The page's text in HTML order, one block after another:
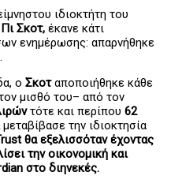
ιδιοκτήτη του
Σκοτ, έκανε κάτι
ενημέρωσης: απαρνήθηκε
ο Σκοταποποιήθηκε κάθε
μισθό του– από τον
τότε και περίπου 62
μεταβίβασε την ιδιοκτησία
θα εξελισσόταν έχοντας
την οικονομική και
στο διηνεκές.